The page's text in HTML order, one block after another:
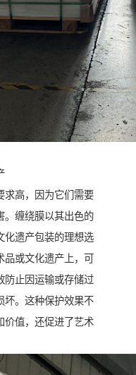
求高，因为它们需要
。缠绕膜以其出色的
化遗产包装的理想选
或文化遗产上，可
防止因运输或存储过
坏。这种保护效果不
价值，还促进了艺术